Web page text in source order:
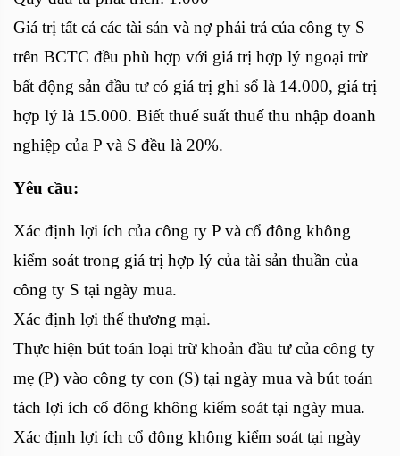
Giá trị tất cả các tài sản và nợ phải trả của công ty S
trên BCTC đều phù hợp với giá trị hợp lý ngoại trừ
bất động sản đầu tư có giá trị ghi sổ là 14.000, giá trị
hợp lý là 15.000. Biết thuế suất thuế thu nhập doanh
nghiệp của P và S đều là 20%.
Yêu cầu:
Xác định lợi ích của công ty P và cổ đông không
kiểm soát trong giá trị hợp lý của tài sản thuần của
công ty S tại ngày mua.
Xác định lợi thế thương mại.
Thực hiện bút toán loại trừ khoản đầu tư của công ty
mẹ (P) vào công ty con (S) tại ngày mua và bút toán
tách lợi ích cổ đông không kiểm soát tại ngày mua.
Xác định lợi ích cổ đông không kiểm soát tại ngày